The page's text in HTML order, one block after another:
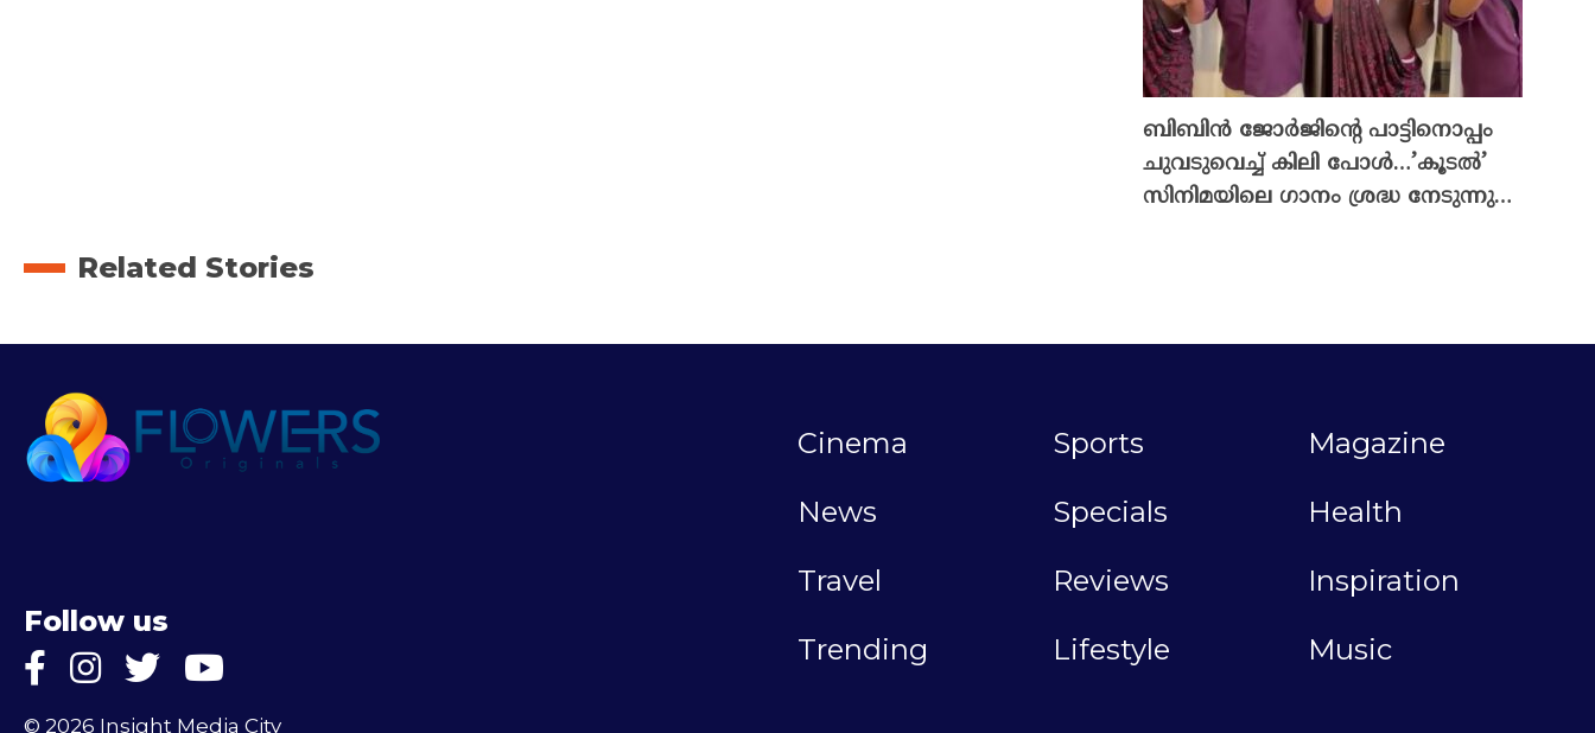
ബിബിൻ ജോർജിന്റെ പാട്ടിനൊപ്പം
ചുവടുവെച്ച് കിലി പോൾ…’കൂടൽ’
സിനിമയിലെ ഗാനം ശ്രദ്ധ നേടുന്നു…
Related Stories
Follow us
© 2026 Insight Media City
Cinema Sports
Magazine
News
Specials
Health
Travel
Reviews
Inspiration
Trending
Lifestyle Music